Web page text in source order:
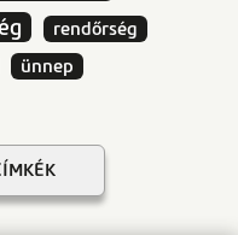
rendőrség
ünnep